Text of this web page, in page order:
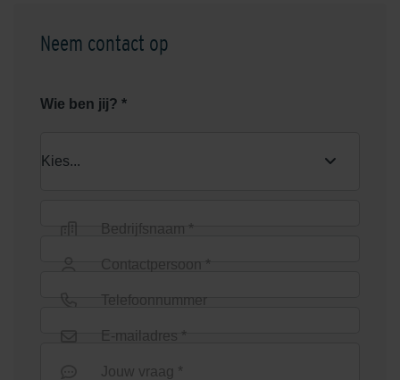
Neem contact op
Wie ben jij? *
Bedrijfsnaam *
Contactpersoon *
Telefoonnummer
E-mailadres *
Jouw vraag *